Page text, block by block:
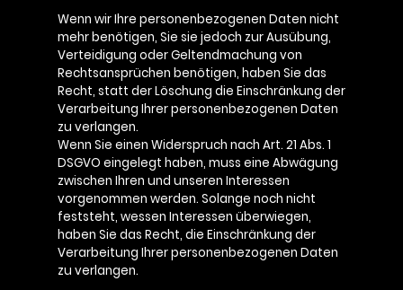
Wenn wir Ihre personenbezogenen Daten nicht
mehr benötigen, Sie sie jedoch zur Ausübung,
Verteidigung oder Geltendmachung von
Rechtsansprüchen benötigen, haben Sie das
Recht, statt der Löschung die Einschränkung der
Verarbeitung Ihrer personenbezogenen Daten
zu verlangen.
Wenn Sie einen Widerspruch nach Art. 21 Abs. 1
DSGVO eingelegt haben, muss eine Abwägung
zwischen Ihren und unseren Interessen
vorgenommen werden. Solange noch nicht
feststeht, wessen Interessen überwiegen,
haben Sie das Recht, die Einschränkung der
Verarbeitung Ihrer personenbezogenen Daten
zu verlangen.